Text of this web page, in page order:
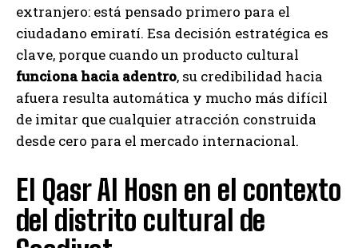
extranjero: está pensado primero para el
ciudadano emiratí. Esa decisión estratégica es
clave, porque cuando un producto cultural
funciona hacia adentro, su credibilidad hacia
afuera resulta automática y mucho más difícil
de imitar que cualquier atracción construida
desde cero para el mercado internacional.
El Qasr Al Hosn en el contexto
del distrito cultural de